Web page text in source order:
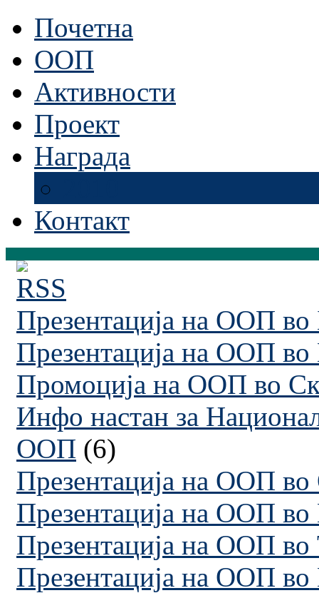
Почетна
ООП
Активности
Проект
Награда
Контакт
Презентација на ООП во
Презентација на ООП во
Промоција на ООП во
Инфо настан за
ООП (6)
Презентација на ООП
Презентација на ООП
Презентација на ООП во
Презентација на ООП